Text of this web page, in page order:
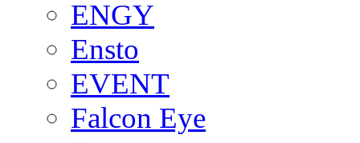
ENGY
Ensto
EVENT
Falcon Eye